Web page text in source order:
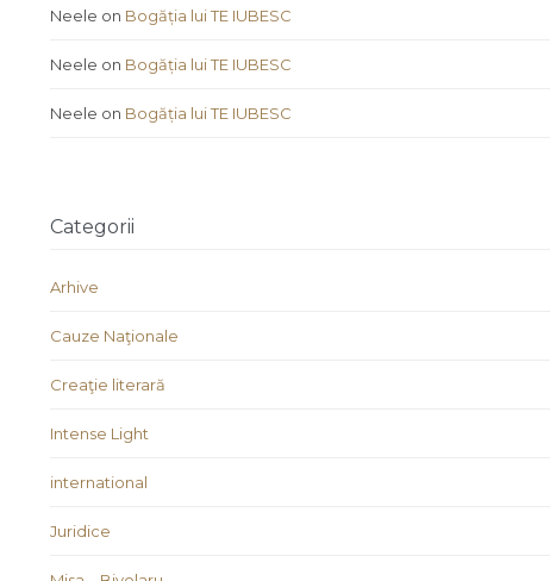
Neele on Bogăția lui TE IUBESC
Neele on Bogăția lui TE IUBESC
Neele on Bogăția lui TE IUBESC
Categorii
Arhive
Cauze Naţionale
Creaţie literară
Intense Light
international
Juridice